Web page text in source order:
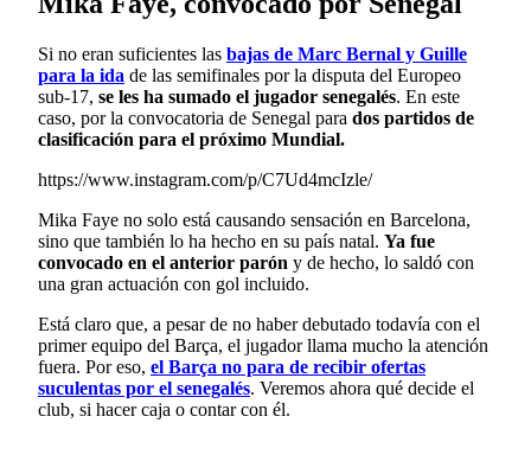
Si no eran suficientes las bajas de Marc Bernal y Guille
para la ida de las semifinales por la disputa del Europeo
sub-17, se les ha sumado el jugador senegalés. En este
caso, por la convocatoria de Senegal para dos partidos de
clasificación para el próximo Mundial.
https://www.instagram.com/p/C7Ud4mcIzle/
Mika Faye no solo está causando sensación en Barcelona,
sino que también lo ha hecho en su país natal. Ya fue
convocado en el anterior parón y de hecho, lo saldó con
una gran actuación con gol incluido.
Está claro que, a pesar de no haber debutado todavía con el
primer equipo del Barça, el jugador llama mucho la atención
fuera. Por eso, el Barça no para de recibir ofertas
suculentas por el senegalés. Veremos ahora qué decide el
club, si hacer caja o contar con él.